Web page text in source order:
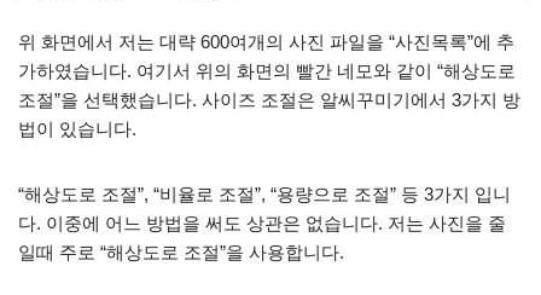
위 화면에서 저는 대략 600여개의 사진 파일을 “사진목록”에 추
가하였습니다. 여기서 위의 화면의 빨간 네모와 같이 “해상도로
조절”을 선택했습니다. 사이즈 조절은 알씨꾸미기에서 3가지 방
법이 있습니다.
“해상도로 조절”, “비율로 조절”, “용량으로 조절” 등 3가지 입니
다. 이중에 어느 방법을 써도 상관은 없습니다. 저는 사진을 줄
일때 주로 “해상도로 조절”을 사용합니다.